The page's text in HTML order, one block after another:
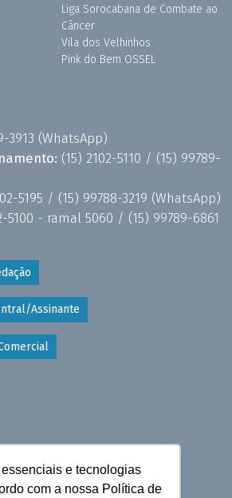
e tecnologias
com a nossa Política de
Liga Sorocabana de Combate ao
Câncer
Vila dos Velhinhos
Pink do Bem OSSEL
3913 (WhatsApp)
(15) 2102-5110 / (15) 99789-
5195 / (15) 99788-3219 (WhatsApp)
5100 - ramal 5060 / (15) 99789-6861
Assinante
aplicativo